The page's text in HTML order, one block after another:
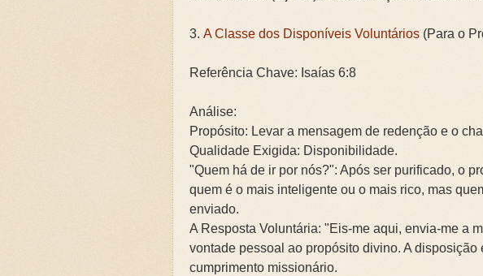
3. A Classe dos Disponíveis Voluntários (Para o
Referência Chave: Isaías 6:8
Análise:
Propósito: Levar a mensagem de redenção e o
Qualidade Exigida: Disponibilidade.
"Quem há de ir por nós?": Após ser purificado, o
quem é o mais inteligente ou o mais rico, mas
enviado.
A Resposta Voluntária: "Eis-me aqui, envia-me a
vontade pessoal ao propósito divino. A disposição
cumprimento missionário.